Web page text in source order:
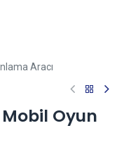
Aracı
Mobil Oyun